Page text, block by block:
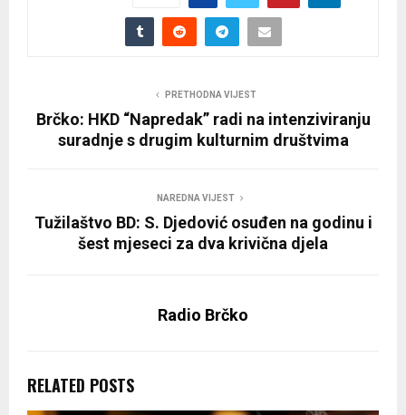
PRETHODNA VIJEST
Brčko: HKD “Napredak” radi na intenziviranju
suradnje s drugim kulturnim društvima
NAREDNA VIJEST
Tužilaštvo BD: S. Djedović osuđen na godinu i
šest mjeseci za dva krivična djela
Radio Brčko
RELATED POSTS